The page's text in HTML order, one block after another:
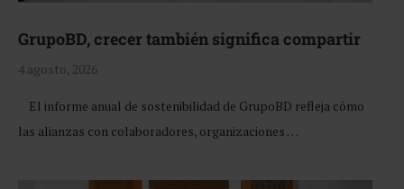
GrupoBD, crecer también significa compartir
4 agosto, 2026
El informe anual de sostenibilidad de GrupoBD refleja cómo
las alianzas con colaboradores, organizaciones …